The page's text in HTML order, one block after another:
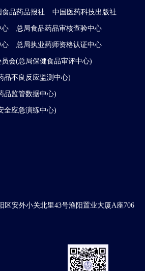
食品药品报社 中国医药科技出版社
心 总局食品药品审核查验中心
心 总局执业药师资格认证中心
会(总局保健食品审评中心)
品不良反应监测中心)
品监管数据中心)
全应急演练中心)
区安外小关北里43号渔阳置业大厦A座706